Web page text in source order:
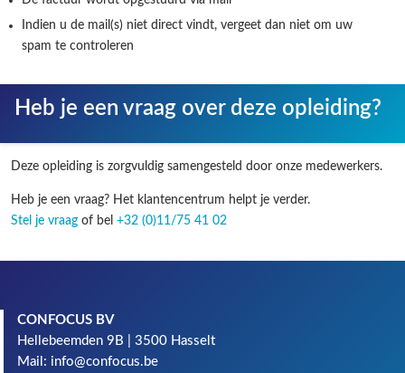
Indien u de mail(s) niet direct vindt, vergeet dan niet om uw
spam te controleren
Heb je een vraag over deze opleiding?
Deze opleiding is zorgvuldig samengesteld door onze medewerkers.
Heb je een vraag? Het klantencentrum helpt je verder.
Stel je vraag of bel +32 (0)11/75 41 02
CONFOCUS BV
Hellebeemden 9B | 3500 Hasselt
Mail: info@confocus.be